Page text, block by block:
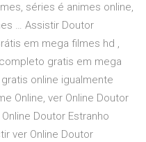
séries é animes online,
… Assistir Doutor
em mega filmes hd ,
gratis em mega
online igualmente
Online, ver Online Doutor
Doutor Estranho
ver Online Doutor